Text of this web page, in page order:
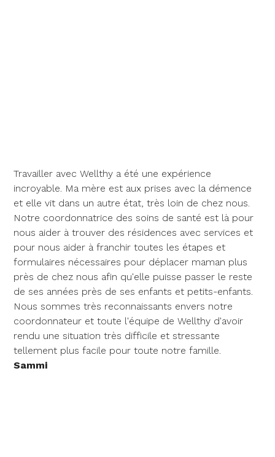
Travailler avec Wellthy a été une expérience
incroyable. Ma mère est aux prises avec la démence
et elle vit dans un autre état, très loin de chez nous.
Notre coordonnatrice des soins de santé est là pour
nous aider à trouver des résidences avec services et
pour nous aider à franchir toutes les étapes et
formulaires nécessaires pour déplacer maman plus
près de chez nous afin qu'elle puisse passer le reste
de ses années près de ses enfants et petits-enfants.
Nous sommes très reconnaissants envers notre
coordonnateur et toute l'équipe de Wellthy d'avoir
rendu une situation très difficile et stressante
tellement plus facile pour toute notre famille.
Sammi